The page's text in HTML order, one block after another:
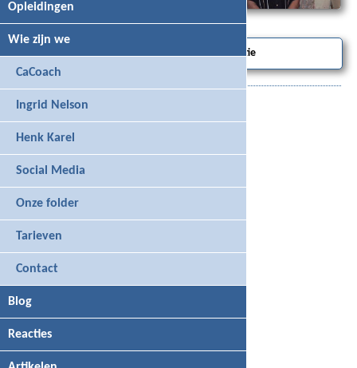
Opleidingen
Wie zijn we
CaCoach
Ingrid Nelson
Henk Karel
Social Media
Onze folder
Tarieven
Contact
Blog
Reacties
Bel me terug voor meer informatie
Ga verdere naar onze